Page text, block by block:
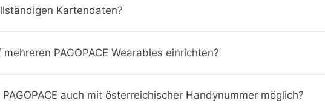
Kartendaten?
PAGOPACE Wearables einrichten?
auch mit österreichischer Handynummer möglich?